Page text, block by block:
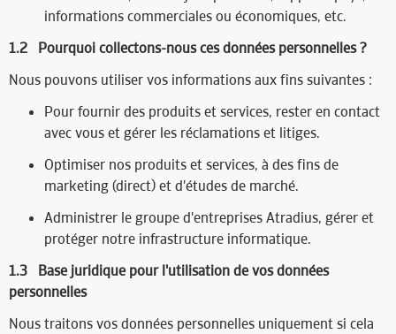
informations commerciales ou économiques, etc.
1.2 Pourquoi collectons-nous ces données personnelles ?
Nous pouvons utiliser vos informations aux fins suivantes :
Pour fournir des produits et services, rester en contact
avec vous et gérer les réclamations et litiges.
Optimiser nos produits et services, à des fins de
marketing (direct) et d'études de marché.
Administrer le groupe d'entreprises Atradius, gérer et
protéger notre infrastructure informatique.
1.3 Base juridique pour l'utilisation de vos données
personnelles
Nous traitons vos données personnelles uniquement si cela